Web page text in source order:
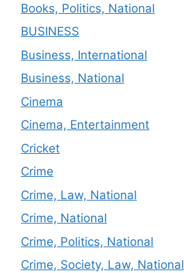
Books, Politics, National
BUSINESS
Business, International
Business, National
Cinema
Cinema, Entertainment
Cricket
Crime
Crime, Law, National
Crime, National
Crime, Politics, National
Crime, Society, Law, National